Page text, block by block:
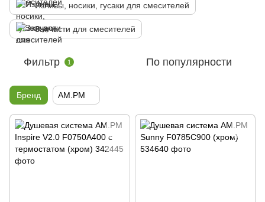
Изливы, носики, гусаки для смесителей
Запчасти для смесителей
Фильтр 1 По популярности
Бренд AM.PM